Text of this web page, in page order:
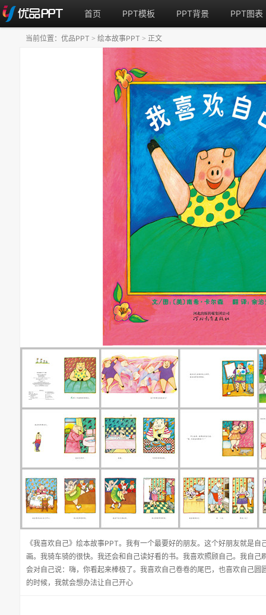
首页 PPT模板 PPT背景 PPT图表
《我喜欢自己》绘本故事PPT。我有一个最要好的朋友。这个好朋友就是
画。我骑车骑的很快。我还会和自己读好看的书。我喜欢照顾自己。我自
会对自己说：嗨，你看起来棒极了。我喜欢自己卷卷的尾巴，也喜欢自己
的时候，我就会想办法让自己开心
当前位置： 优品PPT > 绘本故事PPT > 正文